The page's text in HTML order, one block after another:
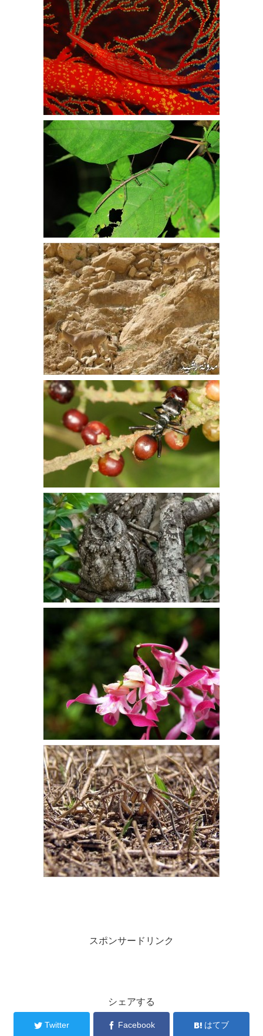
スポンサードリンク
シェアする
Twitter Facebook はてブ